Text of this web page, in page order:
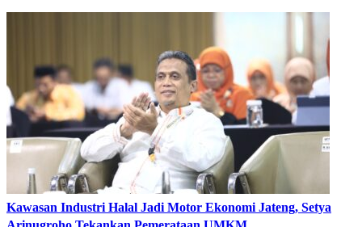
Kawasan Industri Halal Jadi Motor Ekonomi Jateng, Setya